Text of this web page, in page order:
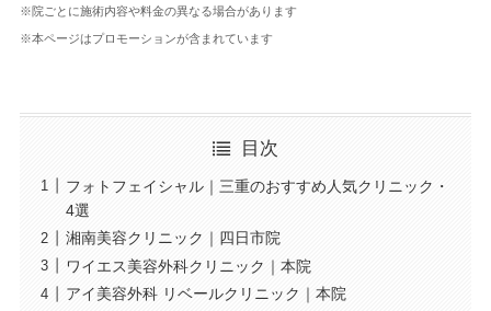
※院ごとに施術内容や料金の異なる場合があります
※本ページはプロモーションが含まれています
目次
フォトフェイシャル｜三重のおすすめ人気クリニック・
4選
湘南美容クリニック｜四日市院
ワイエス美容外科クリニック｜本院
アイ美容外科 リベールクリニック｜本院